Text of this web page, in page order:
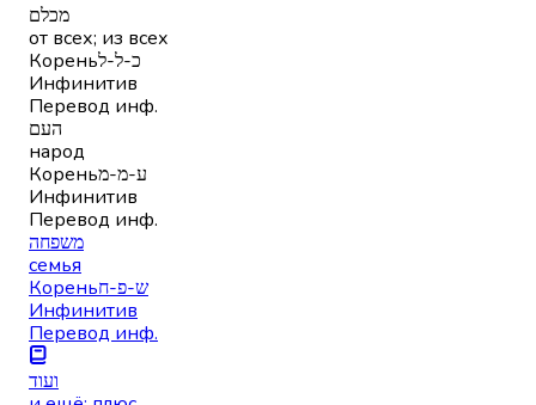
מכלם
от всех; из всех
Кореньכ-ל-ל
Инфинитив
Перевод инф.
העם
народ
Кореньע-מ-מ
Инфинитив
Перевод инф.
משפחה
семья
Кореньש-פ-ח
Инфинитив
Перевод инф.
ועוד